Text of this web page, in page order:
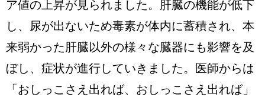
ア値の上昇が見られました。肝臓の機能が低下
し、尿が出ないため毒素が体内に蓄積され、本
来弱かった肝臓以外の様々な臓器にも影響を及
ぼし、症状が進行していきました。医師からは
「おしっこさえ出れば、おしっこさえ出れば」